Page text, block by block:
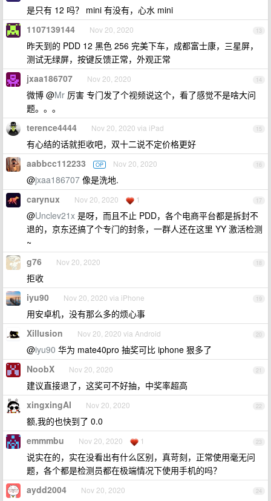
是只有 12 吗？ mini 有没有，心水 mini
13
1107139144 Nov 20, 2020
昨天到的 PDD 12 黑色 256 完美下车，成都富士康，三星屏，
测试无绿屏，按键反馈正常，外观正常
14
jxaa186707 Nov 20, 2020
微博 @Mr 厉害 专门发了个视频说这个，看了感觉不是啥大问
题。。。
15
terence4444 Nov 20, 2020 via iPad
有心结的话就拒收吧，双十二说不定价格更好
16
aabbcc112233 OP Nov 20, 2020
@jxaa186707 像是洗地.
17
carynux Nov 20, 2020 1
@Unclev21x 是呀，而且不止 PDD，各个电商平台都是拆封不
退的，京东还搞了个专门的封条，一群人还在这里 YY 激活检测
~
18
g76 Nov 20, 2020
拒收
19
iyu90 Nov 20, 2020 via iPhone
用安卓机，没有那么多的烦心事
20
Xillusion Nov 20, 2020 via Android
@iyu90 华为 mate40pro 抽奖可比 iphone 狠多了
21
NoobX Nov 20, 2020
建议直接退了，这奖可不好抽，中奖率超高
22
xingxingAI Nov 20, 2020
额,我的也快到了 0.0
23
emmmbu Nov 20, 2020 1
说实在的，实在没看出有什么区别，真苛刻，正常使用毫无问
题，各个都是检测员都在极端情况下使用手机的吗？
24
aydd2004 Nov 20, 2020